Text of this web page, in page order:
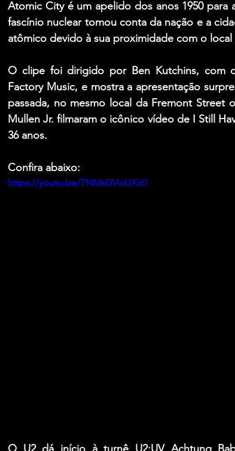
Atomic City é um apelido dos anos 1950
fascínio nuclear tomou conta da nação e a
atômico devido à sua proximidade com o
O clipe foi dirigido por Ben Kutchins, com
Factory Music, e mostra a apresentação
passada, no mesmo local da Fremont Street
Mullen Jr. filmaram o icônico vídeo de I Still
36 anos.
Confira abaixo:
https://youtu.be/TNMsGVwUXc0